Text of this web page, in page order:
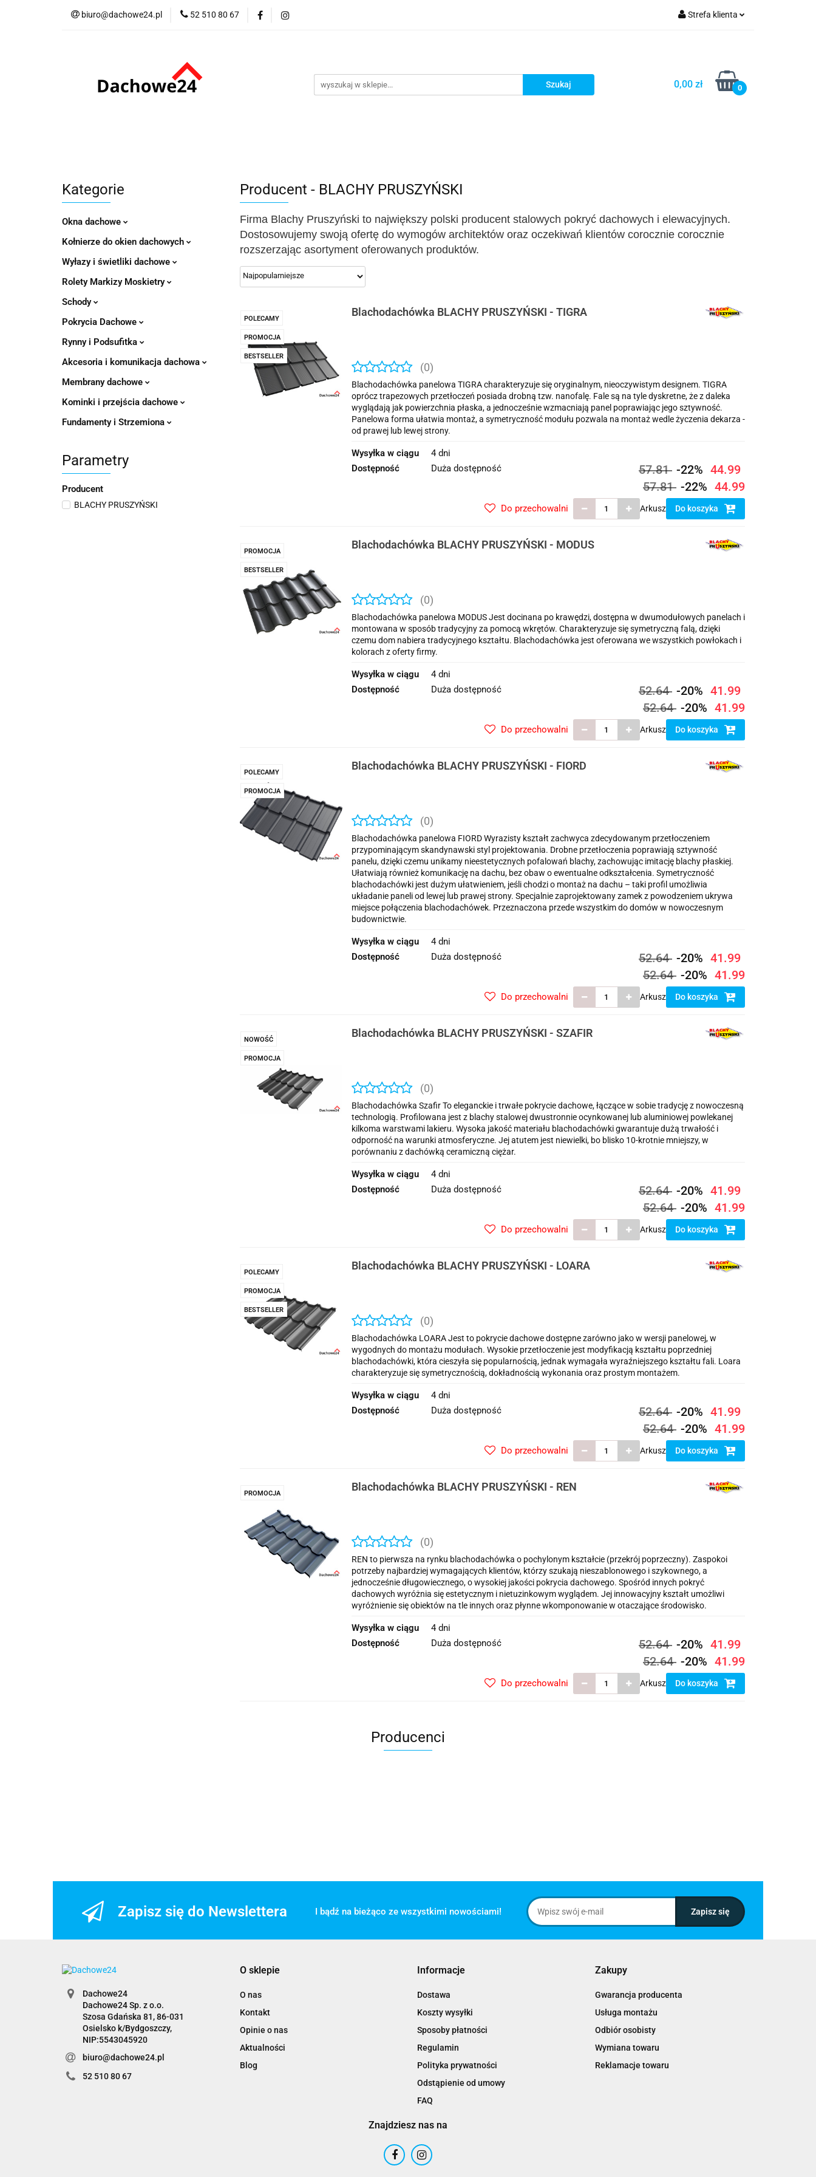
biuro@dachowe24.pl 52 510 80 67 Strefa klienta
Dodaj zgłoszenie
0,00 zł 0
Okna Rolety
Akcesoria
Kategorie
Okna dachowe
Kołnierze do okien dachowych
Wyłazy i świetliki dachowe
Rolety Markizy Moskietry
Schody
Pokrycia Dachowe
Rynny i Podsufitka
Akcesoria i komunikacja dachowa
Membrany dachowe
Kominki i przejścia dachowe
Fundamenty i Strzemiona
Parametry
Producent
BLACHY PRUSZYŃSKI
Producent - BLACHY PRUSZYŃSKI
Firma Blachy Pruszyński to największy polski producent stalowych pokryć dachowych i elewacyjnych.
Dostosowujemy swoją ofertę do wymogów architektów oraz oczekiwań klientów corocznie corocznie
rozszerzając asortyment oferowanych produktów.
POLECAMY
PROMOCJA
BESTSELLER
Blachodachówka BLACHY PRUSZYŃSKI - TIGRA
(0)
Blachodachówka panelowa TIGRA charakteryzuje się oryginalnym, nieoczywistym designem. TIGRA
oprócz trapezowych przetłoczeń posiada drobną tzw. nanofalę. Fale są na tyle dyskretne, że z daleka
wyglądają jak powierzchnia płaska, a jednocześnie wzmacniają panel poprawiając jego sztywność.
Panelowa forma ułatwia montaż, a symetryczność modułu pozwala na montaż wedle życzenia dekarza -
od prawej lub lewej strony.
Wysyłka w ciągu
4 dni
Dostępność
Duża dostępność 57.81 -22% 44.99
57.81 -22% 44.99
Arkusz Do koszyka
Do przechowalni
PROMOCJA
BESTSELLER
Blachodachówka BLACHY PRUSZYŃSKI - MODUS
(0)
Blachodachówka panelowa MODUS Jest docinana po krawędzi, dostępna w dwumodułowych panelach i
montowana w sposób tradycyjny za pomocą wkrętów. Charakteryzuje się symetryczną falą, dzięki
czemu dom nabiera tradycyjnego kształtu. Blachodachówka jest oferowana we wszystkich powłokach i
kolorach z oferty firmy.
Wysyłka w ciągu
4 dni
Dostępność
Duża dostępność 52.64 -20% 41.99
52.64 -20% 41.99
Arkusz Do koszyka
Do przechowalni
POLECAMY
PROMOCJA
Blachodachówka BLACHY PRUSZYŃSKI - FIORD
(0)
Blachodachówka panelowa FIORD Wyrazisty kształt zachwyca zdecydowanym przetłoczeniem
przypominającym skandynawski styl projektowania. Drobne przetłoczenia poprawiają sztywność
panelu, dzięki czemu unikamy nieestetycznych pofalowań blachy, zachowując imitację blachy płaskiej.
Ułatwiają również komunikację na dachu, bez obaw o ewentualne odkształcenia. Symetryczność
blachodachówki jest dużym ułatwieniem, jeśli chodzi o montaż na dachu – taki profil umożliwia
układanie paneli od lewej lub prawej strony. Specjalnie zaprojektowany zamek z powodzeniem ukrywa
miejsce połączenia blachodachówek. Przeznaczona przede wszystkim do domów w nowoczesnym
budownictwie.
Wysyłka w ciągu
4 dni
Dostępność
Duża dostępność 52.64 -20% 41.99
52.64 -20% 41.99
Arkusz Do koszyka
Do przechowalni
NOWOŚĆ
PROMOCJA
Blachodachówka BLACHY PRUSZYŃSKI - SZAFIR
(0)
Blachodachówka Szafir To eleganckie i trwałe pokrycie dachowe, łączące w sobie tradycję z nowoczesną
technologią. Profilowana jest z blachy stalowej dwustronnie ocynkowanej lub aluminiowej powlekanej
kilkoma warstwami lakieru. Wysoka jakość materiału blachodachówki gwarantuje dużą trwałość i
odporność na warunki atmosferyczne. Jej atutem jest niewielki, bo blisko 10-krotnie mniejszy, w
porównaniu z dachówką ceramiczną ciężar.
Wysyłka w ciągu
4 dni
Dostępność
Duża dostępność 52.64 -20% 41.99
52.64 -20% 41.99
Arkusz Do koszyka
Do przechowalni
POLECAMY
PROMOCJA
BESTSELLER
Blachodachówka BLACHY PRUSZYŃSKI - LOARA
(0)
Blachodachówka LOARA Jest to pokrycie dachowe dostępne zarówno jako w wersji panelowej, w
wygodnych do montażu modułach. Wysokie przetłoczenie jest modyfikacją kształtu poprzedniej
blachodachówki, która cieszyła się popularnością, jednak wymagała wyraźniejszego kształtu fali. Loara
charakteryzuje się symetrycznością, dokładnością wykonania oraz prostym montażem.
Wysyłka w ciągu
4 dni
Dostępność
Duża dostępność 52.64 -20% 41.99
52.64 -20% 41.99
Arkusz Do koszyka
Do przechowalni
PROMOCJA
Blachodachówka BLACHY PRUSZYŃSKI - REN
(0)
REN to pierwsza na rynku blachodachówka o pochylonym kształcie (przekrój poprzeczny). Zaspokoi
potrzeby najbardziej wymagających klientów, którzy szukają nieszablonowego i szykownego, a
jednocześnie długowiecznego, o wysokiej jakości pokrycia dachowego. Spośród innych pokryć
dachowych wyróżnia się estetycznym i nietuzinkowym wyglądem. Jej innowacyjny kształt umożliwi
wyróżnienie się obiektów na tle innych oraz płynne wkomponowanie w otaczające środowisko.
Wysyłka w ciągu
4 dni
Dostępność
Duża dostępność 52.64 -20% 41.99
52.64 -20% 41.99
Arkusz Do koszyka
Do przechowalni
Producenci
Zapisz się do Newslettera I bądź na bieżąco ze wszystkimi nowościami!
Dachowe24
Dachowe24 Sp. z o.o.
Szosa Gdańska 81, 86-031
Osielsko k/Bydgoszczy,
NIP:5543045920
biuro@dachowe24.pl
52 510 80 67
O sklepie
O nas
Kontakt
Opinie o nas
Aktualności
Blog
Informacje
Dostawa
Koszty wysyłki
Sposoby płatności
Regulamin
Polityka prywatności
Odstąpienie od umowy
FAQ
Zakupy
Gwarancja producenta
Usługa montażu
Odbiór osobisty
Wymiana towaru
Reklamacje towaru
Znajdziesz nas na